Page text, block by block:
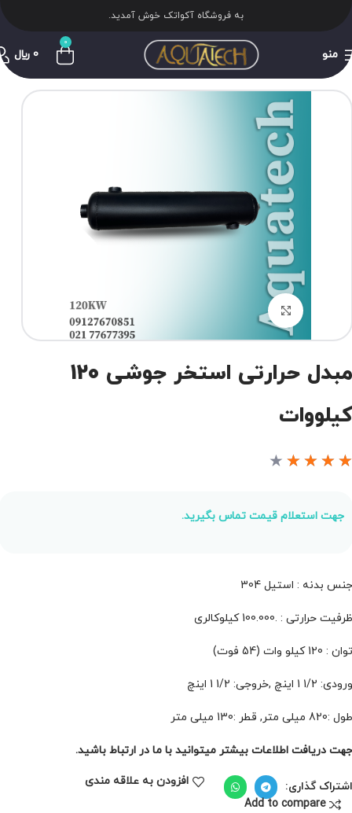
به فروشگاه آکواتک خوش آمدید.
منو
0
0 ﷼
برای بزرگنمایی کلیک کنید
مبدل حرارتی استخر جوشی 120
★
★
★
★
جهت استعلام قیمت تماس بگیرید.
بدنه : استیل 304
حرارتی : .100.000 کیلوکالری
: 120 کیلو وات (54 فوت)
1/2 1 اینچ ,خروجی: 1/2 1 اینچ
میلی متر, قطر :130 میلی متر
دریافت اطلاعات بیشتر میتوانید با ما در ارتباط باشید.
گذاری:
افزودن به علاقه مندی
Add to compare